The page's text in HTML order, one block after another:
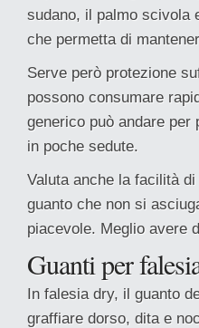
sudano, il palmo scivola
che permetta di
Serve però protezione
possono consumare
generico può andare
in poche sedute.
Valuta anche la facilità
guanto che non si
piacevole. Meglio avere
Guanti per
In falesia dry, il guanto
graffiare dorso, dita e